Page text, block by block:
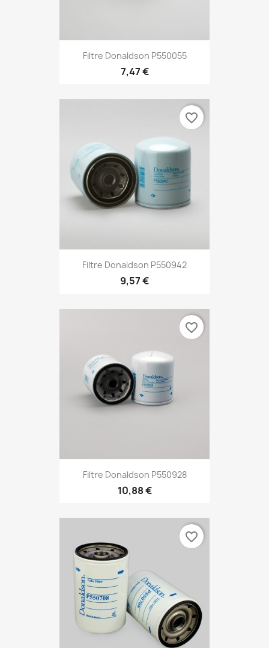
Filtre Donaldson P550055
7,47 €
Filtre Donaldson P550942
9,57 €
favorite_border
Filtre Donaldson P550928
10,88 €
favorite_border
favorite_border